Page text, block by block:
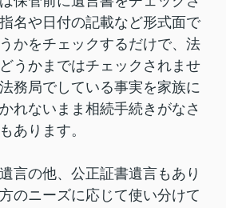
名や日付の記載など形式面で
かをチェックするだけで、法
うかまではチェックされませ
務局でしている事実を家族に
れないまま相続手続きがなさ
あります。
言の他、公正証書遺言もあり
のニーズに応じて使い分けて